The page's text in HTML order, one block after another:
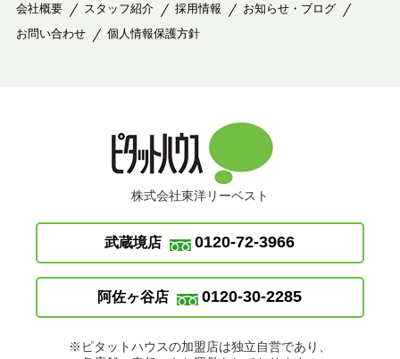
会社概要 スタッフ紹介 採用情報
お知らせ・ブログ
お問い合わせ
個人情報保護方針
株式会社東洋リーベスト
武蔵境店 0120-72-3966
阿佐ヶ谷店 0120-30-2285
※ピタットハウスの加盟店は独立自営であり、